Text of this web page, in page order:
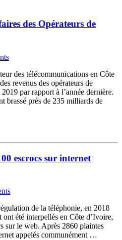
des Opérateurs de
des télécommunications en Côte
revenus des opérateurs de
par rapport à l’année dernière.
brassé près de 235 milliards de
escrocs sur internet
de la téléphonie, en 2018
ont été interpellés en Côte d’Ivoire,
sur le web. Après 2860 plaintes
appelés communément …